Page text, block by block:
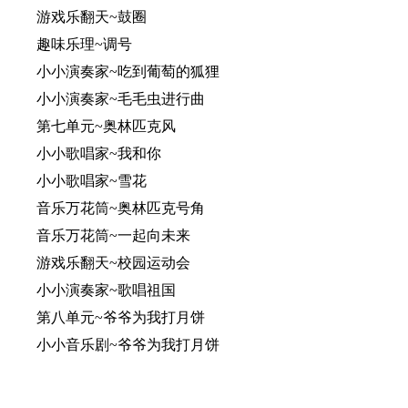
游戏乐翻天~鼓圈
趣味乐理~调号
小小演奏家~吃到葡萄的狐狸
小小演奏家~毛毛虫进行曲
第七单元~奥林匹克风
小小歌唱家~我和你
小小歌唱家~雪花
音乐万花筒~奥林匹克号角
音乐万花筒~一起向未来
游戏乐翻天~校园运动会
小小演奏家~歌唱祖国
第八单元~爷爷为我打月饼
小小音乐剧~爷爷为我打月饼